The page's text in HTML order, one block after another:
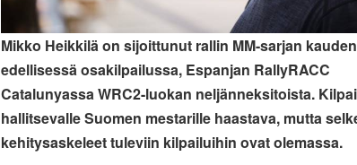
Mikko Heikkilä on sijoittunut rallin MM-sarjan
edellisessä osakilpailussa, Espanjan RallyRACC
Catalunyassa WRC2-luokan neljänneksitoista.
hallitsevalle Suomen mestarille haastava, mutta
kehitysaskeleet tuleviin kilpailuihin ovat olemassa.